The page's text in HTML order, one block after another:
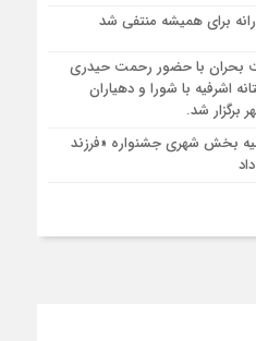
مطهر آقای شهید ایران – مشهد
شهید ایران – مشهد
در میدان ثورهالعشرین نجف
برای همیشه منتفی شد
بحران با حضور رحمت حیدری
اشرفیه با شورا و دهیاران
برگزار شد.
بخش شهری جشنواره «فرزند